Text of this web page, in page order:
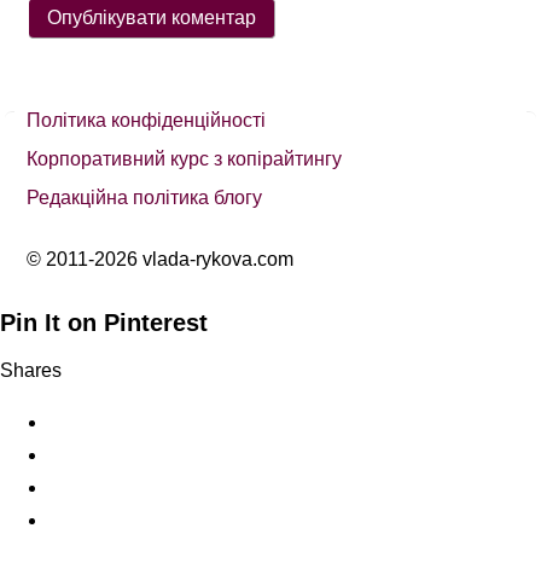
Політика конфіденційності
Корпоративний курс з копірайтингу
Редакційна політика блогу
© 2011-2026 vlada-rykova.com
Pin It on Pinterest
Shares